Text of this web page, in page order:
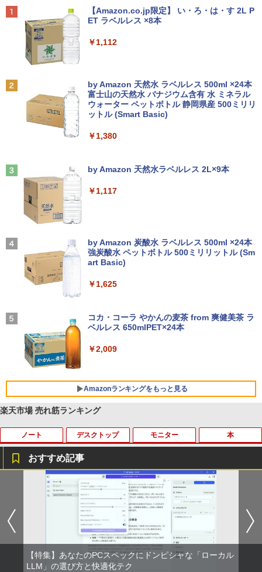
Anker Soundcore P40i オフホワイト
Anker Soundcore P31i ブラック
￥5,990
ラック
￥14,990
レスイヤホン bluetooth イヤホン V12 小型
軽量 ブルートゥースHi-Fi 最大36時間再生 ぶ
るーとゅーす コードレス ENCノイズキャン
付き 防水 タッチ式音量調整 スポーツ/通勤/通
￥1,964
Xiaomi シャオミ REDMI Buds 8 Lite ワイヤ
￥3,480
BRUCE WAYNE feat. Flo Milli, ATL Jacob
[Explicit]
￥250
BRUCE WAYNE feat. Flo Milli, ATL Jacob
[Explicit]
￥250
￥250
￥250
【Amazon.co.jp限定】 い・ろ・は・す 2L P
ET ラベルレス ×8本
￥1,112
by Amazon 天然水 ラベルレス 500ml ×24本
富士山の天然水 バナジウム含有 水 ミネラル
ウォーター ペットボトル 静岡県産 500ミリリ
ットル (Smart Basic)
￥1,380
by Amazon 天然水ラベルレス 2L×9本
￥1,117
by Amazon 炭酸水 ラベルレス 500ml ×24本
強炭酸水 ペットボトル 500ミリリットル (Sm
art Basic)
￥1,625
コカ・コーラ やかんの麦茶 from 爽健美茶 ラ
ベルレス 650mlPET×24本
￥2,009
Amazonランキングをもっと見る
薬屋のひとりごと 17巻 (デジタル版ビッグガ
ンガンコミックス)
￥770
異世界居酒屋「のぶ」(22) (角川コミックス・
エース)
￥832
楽天市場 売れ筋ランキング
ノート
【★最大100%ポイント】【大特価!訳あ
り!】富士通 LIFEBOOK A576/第6世代 C
ore i3/メモリ:4GB/SSD:128GB/15.6型液
晶/USB 3.0/VGA/HDMI/DVD/Office/中古
パソコン ノートパソコン Windows11 W
indows10
￥8,999
デスクトップ モニター
富士通 Fujitsu 液晶モニター VL-17CST
17インチ スクエア ホワイト LCD LEDバ
ックライト SXGA 1280×1024 TNパネル
非光沢 ノングレア DVI VESA準拠 ディス
プレイ 【中古】
￥2,750
本
ちいかわ なんか小さくてかわいいやつ
（1） （ワイドKC） [ ナガノ ]
￥1,100
羽生結弦（2027年1月始まりカレンダ
おすすめ記事
【特集】あなたのPCスペックにドンピシャな「ローカル
LLM」の選び方と快適化テク